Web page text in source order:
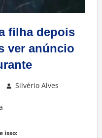
filha depois
ver anúncio
Silvério Alves
isso: